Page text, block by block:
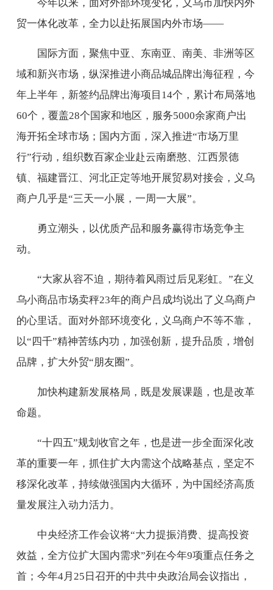
今年以来，面对外部环境变化，义乌市加快内外
贸一体化改革，全力以赴拓展国内外市场——
国际方面，聚焦中亚、东南亚、南美、非洲等区
域和新兴市场，纵深推进小商品城品牌出海征程，今
年上半年，新签约品牌出海项目14个，累计布局落地
60个，覆盖28个国家和地区，服务5000余家商户出
海开拓全球市场；国内方面，深入推进“市场万里
行”行动，组织数百家企业赴云南磨憨、江西景德
镇、福建晋江、河北正定等地开展贸易对接会，义乌
商户几乎是“三天一小展，一周一大展”。
勇立潮头，以优质产品和服务赢得市场竞争主
动。
“大家从容不迫，期待着风雨过后见彩虹。”在义
乌小商品市场卖秤23年的商户吕成均说出了义乌商户
的心里话。面对外部环境变化，义乌商户不等不靠，
以“四千”精神苦练内功，加强创新，提升品质，增创
品牌，扩大外贸“朋友圈”。
加快构建新发展格局，既是发展课题，也是改革
命题。
“十四五”规划收官之年，也是进一步全面深化改
革的重要一年，抓住扩大内需这个战略基点，坚定不
移深化改革，持续做强国内大循环，为中国经济高质
量发展注入动力活力。
中央经济工作会议将“大力提振消费、提高投资
效益，全方位扩大国内需求”列在今年9项重点任务之
首；今年4月25日召开的中共中央政治局会议指出，